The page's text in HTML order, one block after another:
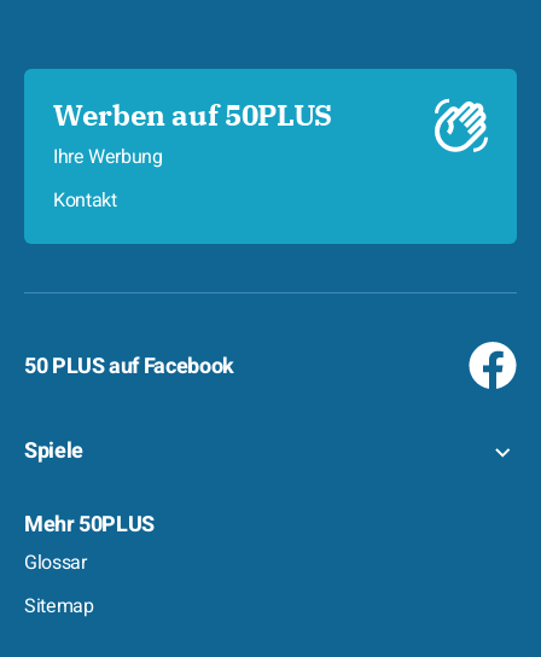
Werben auf 50PLUS
Ihre Werbung
Kontakt
50 PLUS auf Facebook
Spiele
Mehr 50PLUS
Glossar
Sitemap